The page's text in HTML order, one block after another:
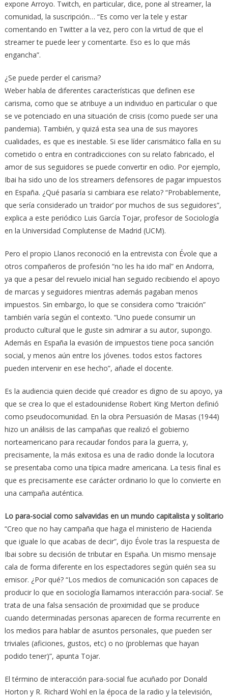
expone Arroyo. Twitch, en particular, dice, pone al streamer, la
comunidad, la suscripción… “Es como ver la tele y estar
comentando en Twitter a la vez, pero con la virtud de que el
streamer te puede leer y comentarte. Eso es lo que más
engancha”.
¿Se puede perder el carisma?
Weber habla de diferentes características que definen ese
carisma, como que se atribuye a un individuo en particular o que
se ve potenciado en una situación de crisis (como puede ser una
pandemia). También, y quizá esta sea una de sus mayores
cualidades, es que es inestable. Si ese líder carismático falla en su
cometido o entra en contradicciones con su relato fabricado, el
amor de sus seguidores se puede convertir en odio. Por ejemplo,
Ibai ha sido uno de los streamers defensores de pagar impuestos
en España. ¿Qué pasaría si cambiara ese relato? “Probablemente,
que sería considerado un ‘traidor’ por muchos de sus seguidores”,
explica a este periódico Luis García Tojar, profesor de Sociología
en la Universidad Complutense de Madrid (UCM).
Pero el propio Llanos reconoció en la entrevista con Évole que a
otros compañeros de profesión “no les ha ido mal” en Andorra,
ya que a pesar del revuelo inicial han seguido recibiendo el apoyo
de marcas y seguidores mientras además pagaban menos
impuestos. Sin embargo, lo que se considera como “traición”
también varía según el contexto. “Uno puede consumir un
producto cultural que le guste sin admirar a su autor, supongo.
Además en España la evasión de impuestos tiene poca sanción
social, y menos aún entre los jóvenes. todos estos factores
pueden intervenir en ese hecho”, añade el docente.
Es la audiencia quien decide qué creador es digno de su apoyo, ya
que se crea lo que el estadounidense Robert King Merton definió
como pseudocomunidad. En la obra Persuasión de Masas (1944)
hizo un análisis de las campañas que realizó el gobierno
norteamericano para recaudar fondos para la guerra, y,
precisamente, la más exitosa es una de radio donde la locutora
se presentaba como una típica madre americana. La tesis final es
que es precisamente ese carácter ordinario lo que lo convierte en
una campaña auténtica.
Lo para-social como salvavidas en un mundo capitalista y solitario
“Creo que no hay campaña que haga el ministerio de Hacienda
que iguale lo que acabas de decir”, dijo Évole tras la respuesta de
Ibai sobre su decisión de tributar en España. Un mismo mensaje
cala de forma diferente en los espectadores según quién sea su
emisor. ¿Por qué? “Los medios de comunicación son capaces de
producir lo que en sociología llamamos interacción para-social’. Se
trata de una falsa sensación de proximidad que se produce
cuando determinadas personas aparecen de forma recurrente en
los medios para hablar de asuntos personales, que pueden ser
triviales (aficiones, gustos, etc) o no (problemas que hayan
podido tener)”, apunta Tojar.
El término de interacción para-social fue acuñado por Donald
Horton y R. Richard Wohl en la época de la radio y la televisión,